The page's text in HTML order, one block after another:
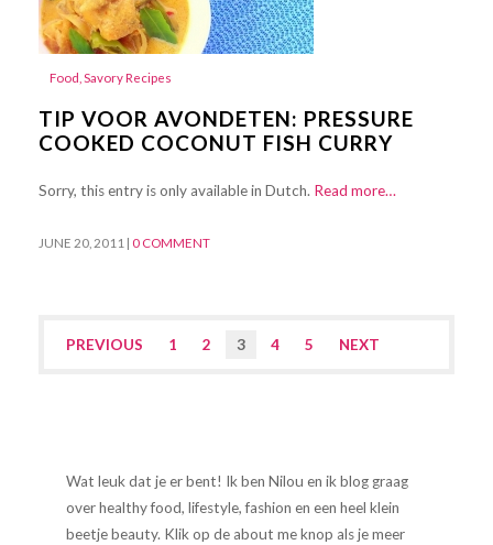
Food Savory Recipes
TIP VOOR AVONDETEN: PRESSURE
COOKED COCONUT FISH CURRY
Sorry, this entry is only available in Dutch. Read more…
JUNE 20, 2011 | 0 COMMENT
PREVIOUS 1 2 3 4 5 NEXT
Wat leuk dat je er bent! Ik ben Nilou en ik blog graag
over healthy food, lifestyle, fashion en een heel klein
beetje beauty. Klik op de about me knop als je meer